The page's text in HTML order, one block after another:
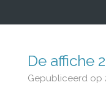
direct
hoofdinhoud
De affiche
Gepubliceerd op